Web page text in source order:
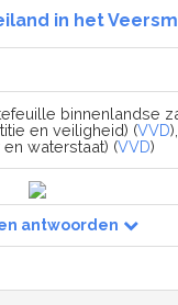
in het
binnenlandse
en veiligheid) (VVD),
waterstaat) (VVD)
antwoorden